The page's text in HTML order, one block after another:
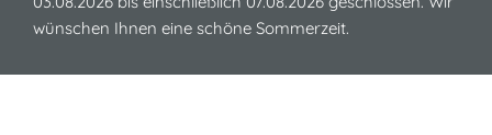
wünschen Ihnen eine schöne Sommerzeit.